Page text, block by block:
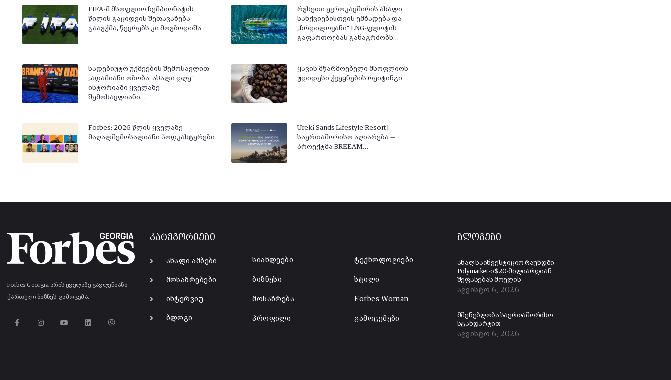
FIFA-მ მსოფლიო ჩემპიონატის
წილის გაყიდვის შეთავაზება
გააუქმა, წევრებს კი მოუბოდიშა
რუსეთი ევროკავშირის ახალი
სანქციებისთვის ემზადება და
„ჩრდილოვანი“ LNG-ფლოტის
გაფართოებას განაგრძობს…
სადებიუტო უქმეების შემოსავლით
„ადამიანი ობობა: ახალი დღე“
ისტორიაში ყველაზე
შემოსავლიანი…
ყავის მწარმოებელი მსოფლიოს
უდიდესი ქვეყნების რეიტინგი
Forbes: 2026 წლის ყველაზე
მაღალშემოსალიანი პოდკასტერები
Ureki Sands Lifestyle Resort |
საერთაშორისო აღიარება —
პროექტმა BREEAM…
Forbes Georgia არის ყველაზე გავლენიანი
ქართული ბიზნეს-გამოცემა.
კატეგორიები
ახალი ამბები
მოსაზრებები
ინტერვიუ
ბლოგი
სიახლეები
ბიზნესი
მოსაზრება
პროფილი
ტექნოლოგიები
სტილი
Forbes Woman
გამოცემები
ბლოგები
ახალ საინვესტიციო რაუნდში
Polymarket-ი $20-მილიარდიან
შეფასებას მოელის
აგვისტო 6, 2026
მშენებლობა საერთაშორისო
სტანდარტით
აგვისტო 6, 2026